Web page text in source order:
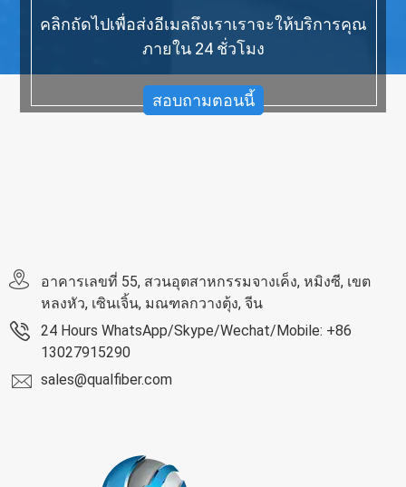
คลิกถัดไปเพื่อส่งอีเมลถึงเราเราจะให้บริการคุณ
ภายใน 24 ชั่วโมง
สอบถามตอนนี้
อาคารเลขที่ 55, สวนอุตสาหกรรมจางเค็ง, หมิงซี, เขต
หลงหัว, เซินเจิ้น, มณฑลกวางตุ้ง, จีน
24 Hours WhatsApp/Skype/Wechat/Mobile: +86
13027915290
sales@qualfiber.com